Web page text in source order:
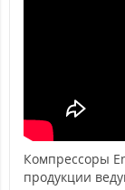
Компрессоры
продукции